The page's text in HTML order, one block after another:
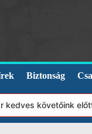
Biztonság
követőink előtt